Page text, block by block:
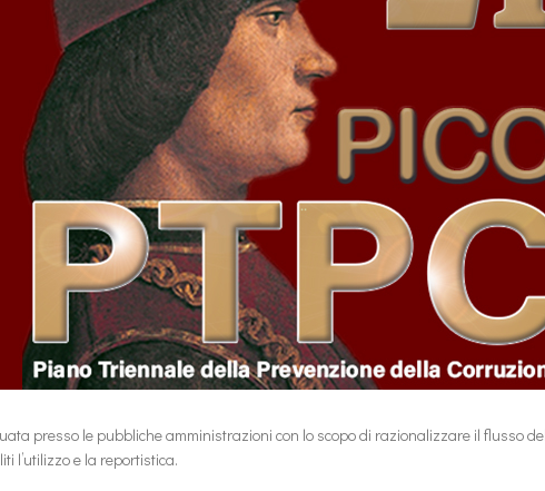
presso le pubbliche amministrazioni con lo scopo di razionalizzare il
l’utilizzo e la reportistica.